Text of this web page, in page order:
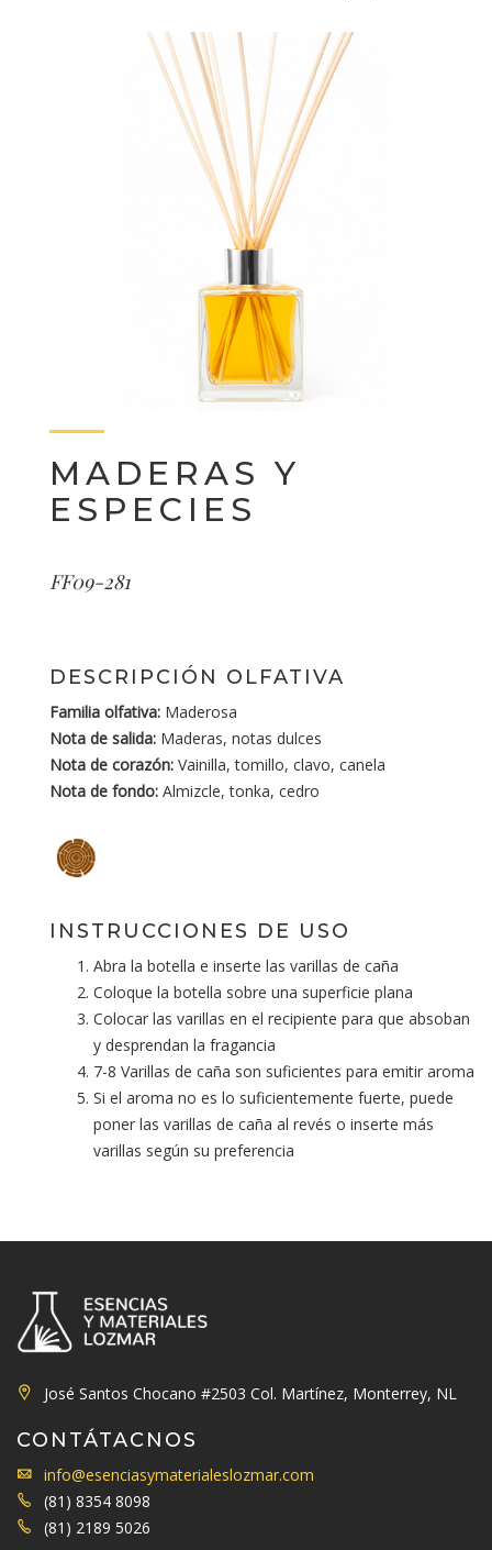
MADERAS Y
ESPECIES
FF09-281
DESCRIPCIÓN OLFATIVA
Familia olfativa: Maderosa
Nota de salida: Maderas, notas dulces
Nota de corazón: Vainilla, tomillo, clavo, canela
Nota de fondo: Almizcle, tonka, cedro
INSTRUCCIONES DE USO
Abra la botella e inserte las varillas de caña
Coloque la botella sobre una superficie plana
Colocar las varillas en el recipiente para que absoban
y desprendan la fragancia
7-8 Varillas de caña son suficientes para emitir aroma
Si el aroma no es lo suficientemente fuerte, puede
poner las varillas de caña al revés o inserte más
varillas según su preferencia
José Santos Chocano #2503 Col. Martínez, Monterrey, NL
CONTÁTACNOS
info@esenciasymaterialeslozmar.com
(81) 8354 8098
(81) 2189 5026